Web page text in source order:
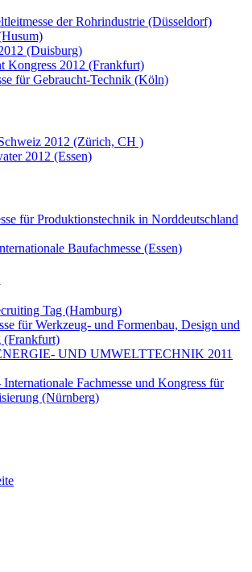
der Rohrindustrie (Düsseldorf)
(Duisburg)
Kongress 2012 (Frankfurt)
für Gebraucht-Technik (Köln)
2012 (Zürich, CH )
2012 (Essen)
für Produktionstechnik in Norddeutschland
Baufachmesse (Essen)
Tag (Hamburg)
für Werkzeug- und Formenbau, Design und
(Frankfurt)
UND UMWELTTECHNIK 2011
Fachmesse und Kongress für
(Nürnberg)